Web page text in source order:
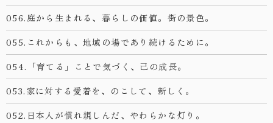
056.庭から生まれる、暮らしの価値。街の景色。
055.これからも、地域の場であり続けるために。
054.「育てる」ことで気づく、己の成長。
053.家に対する愛着を、のこして、新しく。
052.日本人が慣れ親しんだ、やわらかな灯り。